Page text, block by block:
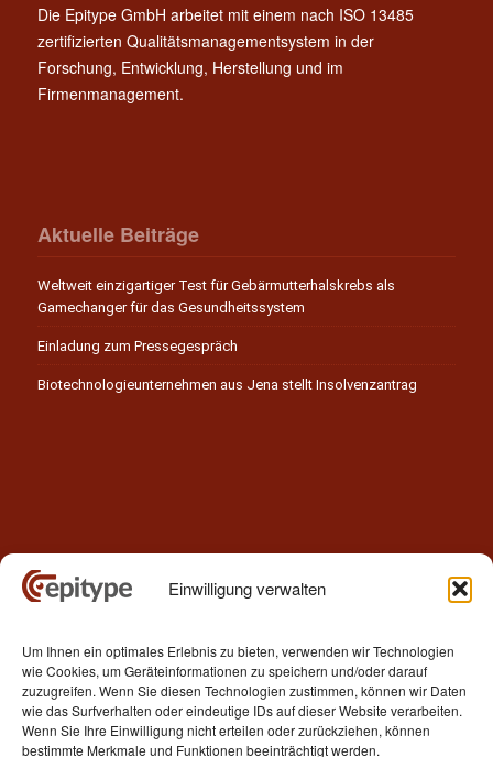
Einwilligung verwalten
Um Ihnen ein optimales Erlebnis zu bieten, verwenden wir Technologien
wie Cookies, um Geräteinformationen zu speichern und/oder darauf
zuzugreifen. Wenn Sie diesen Technologien zustimmen, können wir Daten
wie das Surfverhalten oder eindeutige IDs auf dieser Website verarbeiten.
Wenn Sie Ihre Einwilligung nicht erteilen oder zurückziehen, können
bestimmte Merkmale und Funktionen beeinträchtigt werden.
Die Epitype GmbH arbeitet mit einem nach ISO 13485
zertifizierten Qualitätsmanagementsystem in der
Forschung, Entwicklung, Herstellung und im
Firmenmanagement.
Aktuelle Beiträge
Weltweit einzigartiger Test für Gebärmutterhalskrebs als
Gamechanger für das Gesundheitssystem
Einladung zum Pressegespräch
Biotechnologieunternehmen aus Jena stellt Insolvenzantrag
Kontakt
Epitype GmbH
Löbstedter Str. 41
07749 Jena
Germany